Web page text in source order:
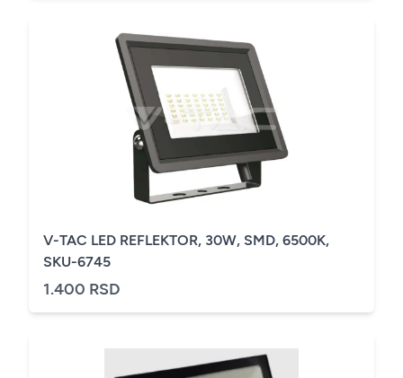
V-TAC LED REFLEKTOR, 30W, SMD, 6500K,
SKU-6745
1.400 RSD